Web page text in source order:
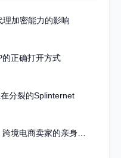
加密能力的影响
正确打开方式
分裂的Splinternet